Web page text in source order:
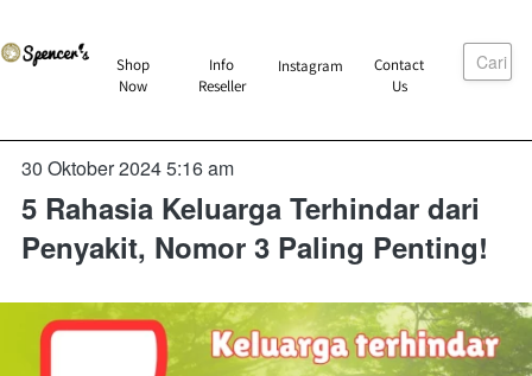
`
Shop
Now
` Info
Reseller
`Instagram `
Contact
Us
Cari
30 Oktober 2024 5:16 am
5 Rahasia Keluarga Terhindar dari
Penyakit, Nomor 3 Paling Penting!